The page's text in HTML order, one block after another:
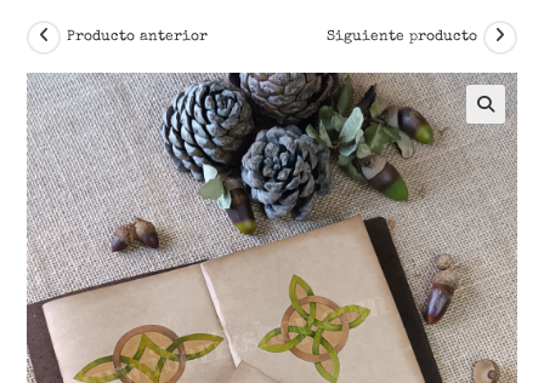
Producto anterior Siguiente producto
🔍